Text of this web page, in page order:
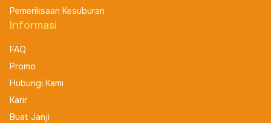
Pemeriksaan Kesuburan
Informasi
FAQ
Promo
Hubungi Kami
Karir
Buat Janji